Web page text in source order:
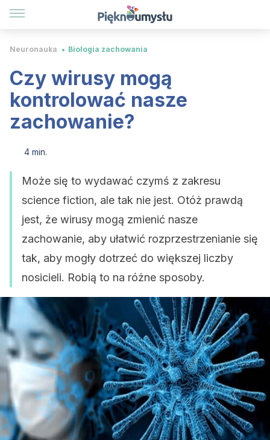
Neuronauka Biologia zachowania
Czy wirusy mogą
kontrolować nasze
zachowanie?
4 min.
Może się to wydawać czymś z zakresu
science fiction, ale tak nie jest. Otóż prawdą
jest, że wirusy mogą zmienić nasze
zachowanie, aby ułatwić rozprzestrzenianie się
tak, aby mogły dotrzeć do większej liczby
nosicieli. Robią to na różne sposoby.